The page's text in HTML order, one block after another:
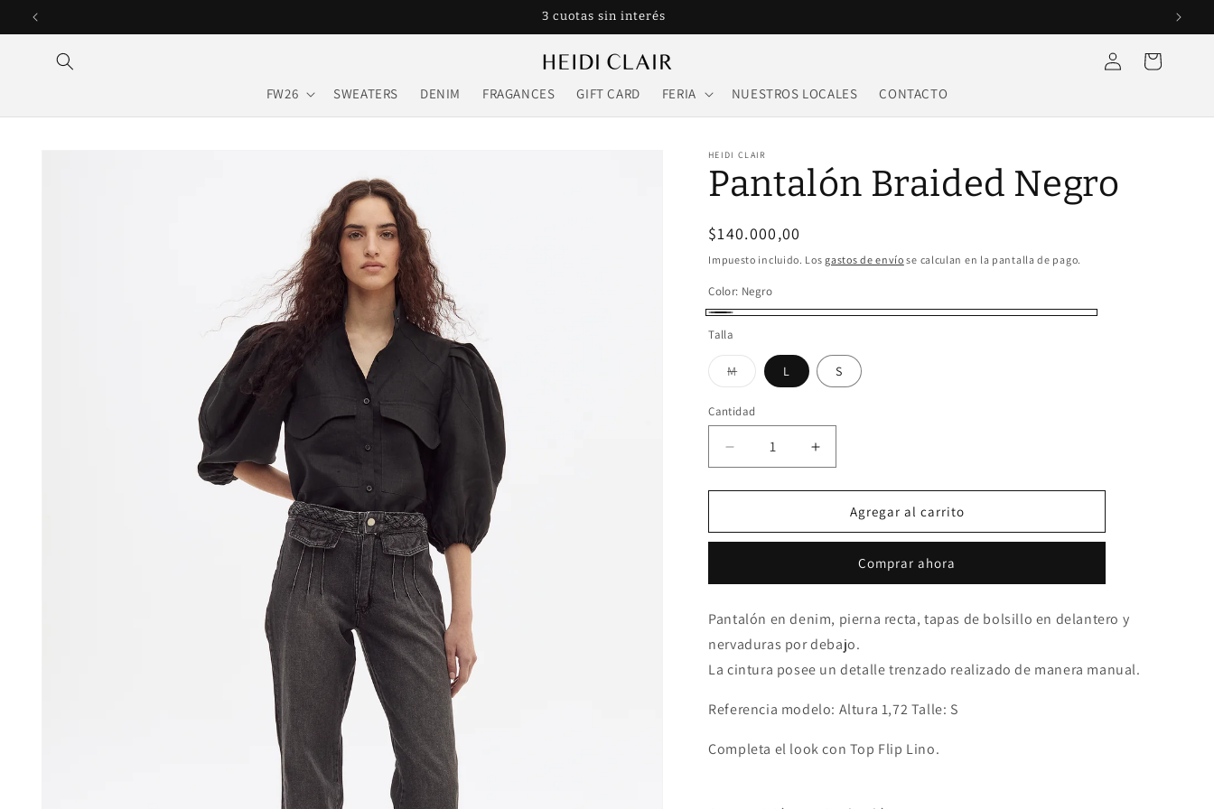
directamente
al contenido
Envío gratis con compras superiores a $380.000
FW26 SWEATERS DENIM FRAGANCES GIFT CARD FERIA NUESTROS LOCALES CONTACTO
Iniciar
sesión
Carrito
HEIDI CLAIR
Pantalón Braided Negro
Precio
habitual
$140.000,00
Impuesto incluido. Los gastos de envío se calculan en la pantalla de pago.
Color: Negro
Talla
M
Variante
o
no
L S
Cantidad
Reducir
cantidad
para
Braided
Aumentar
cantidad
para
Pantalón
Braided
Agregar al carrito
Comprar ahora
Pantalón en denim, pierna recta, tapas de bolsillo en delantero y
nervaduras por debajo.
La cintura posee un detalle trenzado realizado de manera manual.
Referencia modelo: Altura 1,72 Talle: S
Completa el look con Top Flip Lino.